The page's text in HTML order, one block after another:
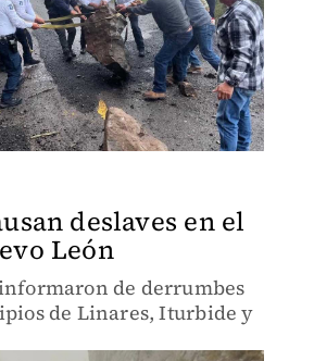
deslaves en el
León
de derrumbes
de Linares, Iturbide y